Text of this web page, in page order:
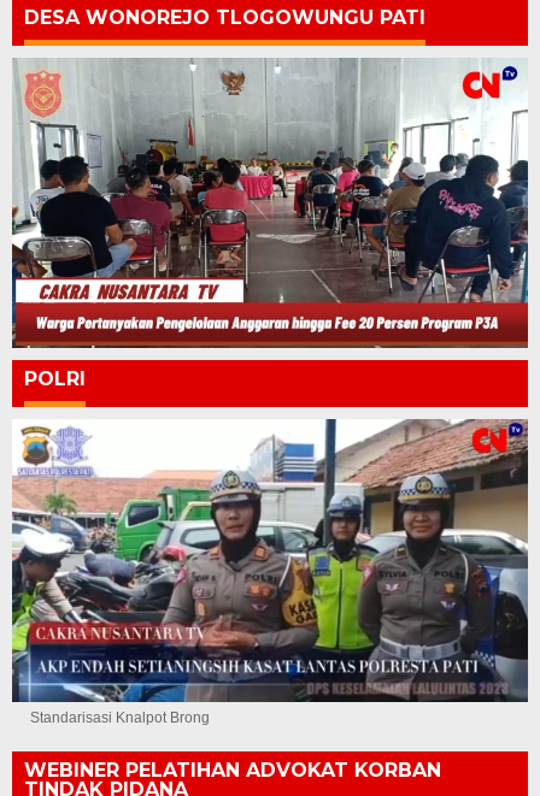
DESA WONOREJO TLOGOWUNGU PATI
POLRI
Standarisasi Knalpot Brong
WEBINER PELATIHAN ADVOKAT KORBAN
TINDAK PIDANA